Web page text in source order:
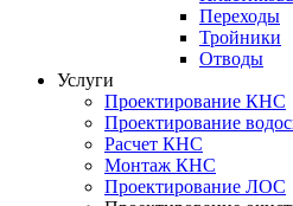
Переходы
Тройники
Отводы
Услуги
Проектирование КНС
Проектирование
Расчет КНС
Монтаж КНС
Проектирование ЛОС